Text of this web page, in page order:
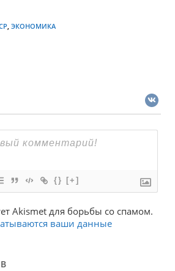
ЭКОНОМИКА
{} [+]
Akismet для борьбы со спамом.
ваши данные